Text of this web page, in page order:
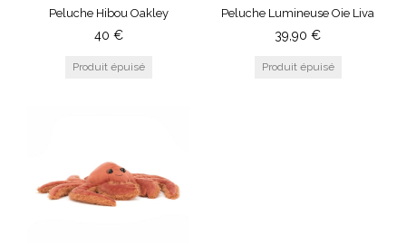
Peluche Hibou Oakley
40 €
Peluche Lumineuse Oie Liva
39,90 €